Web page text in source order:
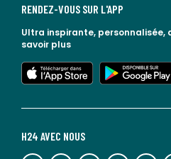
H24 AVEC NOUS
lien vers l'espace réseaux sociaux lien vers l'espace réseaux sociaux lien vers l'espace réseaux sociaux lien vers l'espace réseaux sociaux lien vers l'espace réseaux sociaux
RENDEZ-VOUS SUR L'APP
Ultra inspirante, personnalisée,
savoir plus
lien vers l'app store
lien vers google play